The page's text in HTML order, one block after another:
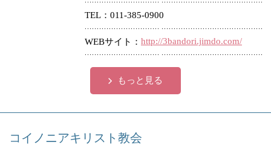
TEL 011-385-0900
WEBサイト http://3bandori.jimdo.com/
もっと見る
コイノニアキリスト教会